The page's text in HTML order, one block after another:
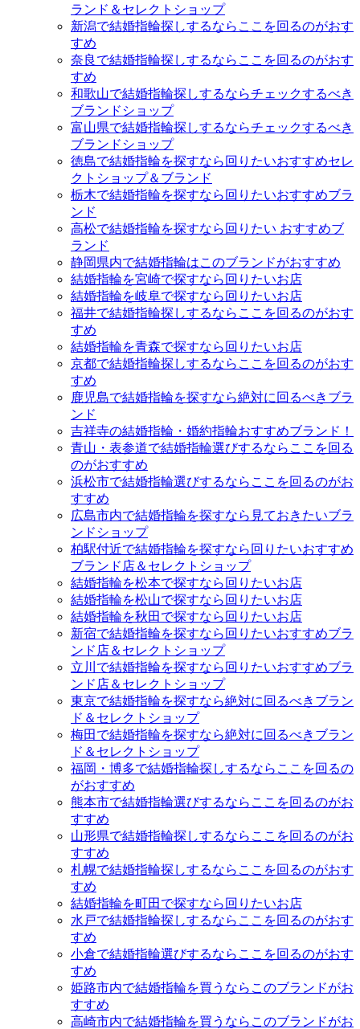
ランド＆セレクトショップ
新潟で結婚指輪探しするならここを回るのがおす
すめ
奈良で結婚指輪探しするならここを回るのがおす
すめ
和歌山で結婚指輪探しするならチェックするべき
ブランドショップ
富山県で結婚指輪探しするならチェックするべき
ブランドショップ
徳島で結婚指輪を探すなら回りたいおすすめセレ
クトショップ＆ブランド
栃木で結婚指輪を探すなら回りたいおすすめブラ
ンド
高松で結婚指輪を探すなら回りたい おすすめブ
ランド
静岡県内で結婚指輪はこのブランドがおすすめ
結婚指輪を宮崎で探すなら回りたいお店
結婚指輪を岐阜で探すなら回りたいお店
福井で結婚指輪探しするならここを回るのがおす
すめ
結婚指輪を青森で探すなら回りたいお店
京都で結婚指輪探しするならここを回るのがおす
すめ
鹿児島で結婚指輪を探すなら絶対に回るべきブラ
ンド
吉祥寺の結婚指輪・婚約指輪おすすめブランド！
青山・表参道で結婚指輪選びするならここを回る
のがおすすめ
浜松市で結婚指輪選びするならここを回るのがお
すすめ
広島市内で結婚指輪を探すなら見ておきたいブラ
ンドショップ
柏駅付近で結婚指輪を探すなら回りたいおすすめ
ブランド店＆セレクトショップ
結婚指輪を松本で探すなら回りたいお店
結婚指輪を松山で探すなら回りたいお店
結婚指輪を秋田で探すなら回りたいお店
新宿で結婚指輪を探すなら回りたいおすすめブラ
ンド店＆セレクトショップ
立川で結婚指輪を探すなら回りたいおすすめブラ
ンド店＆セレクトショップ
東京で結婚指輪を探すなら絶対に回るべきブラン
ド＆セレクトショップ
梅田で結婚指輪を探すなら絶対に回るべきブラン
ド＆セレクトショップ
福岡・博多で結婚指輪探しするならここを回るの
がおすすめ
熊本市で結婚指輪選びするならここを回るのがお
すすめ
山形県で結婚指輪探しするならここを回るのがお
すすめ
札幌で結婚指輪探しするならここを回るのがおす
すめ
結婚指輪を町田で探すなら回りたいお店
水戸で結婚指輪探しするならここを回るのがおす
すめ
小倉で結婚指輪選びするならここを回るのがおす
すめ
姫路市内で結婚指輪を買うならこのブランドがお
すすめ
高崎市内で結婚指輪を買うならこのブランドがお